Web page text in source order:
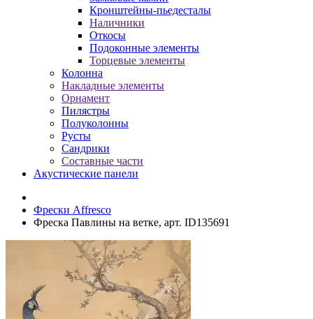
Кронштейны-пьедесталы
Наличники
Откосы
Подоконные элементы
Торцевые элементы
Колонна
Накладные элементы
Орнамент
Пилястры
Полуколонны
Русты
Сандрики
Составные части
Акустические панели
Фрески Affresco
Фреска Павлины на ветке, арт. ID135691